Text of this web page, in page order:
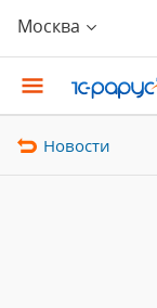
Москва
Новости